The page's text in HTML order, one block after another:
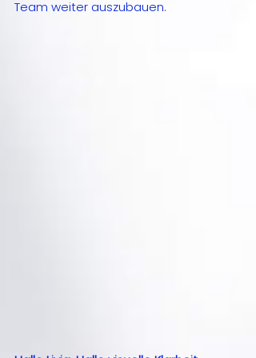
Team weiter auszubauen.